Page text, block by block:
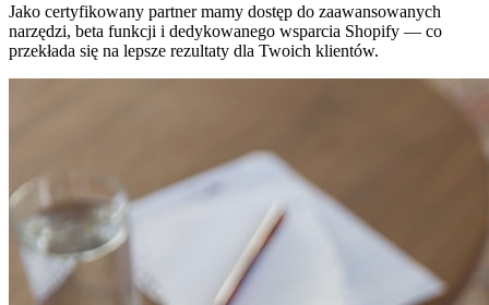
Jako certyfikowany partner mamy dostęp do zaawansowanych
narzędzi, beta funkcji i dedykowanego wsparcia Shopify — co
przekłada się na lepsze rezultaty dla Twoich klientów.